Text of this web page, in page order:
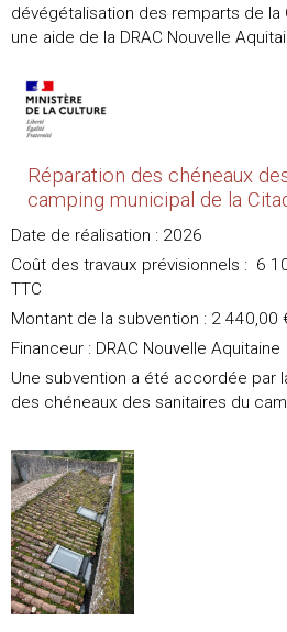
dévégétalisation des remparts de la
une aide de la DRAC Nouvelle
Réparation des chéneaux
camping municipal de la
Date de réalisation : 2026
Coût des travaux prévisionnels : 6
TTC
Montant de la subvention : 2 440,00
Financeur : DRAC Nouvelle Aquitaine
Une subvention a été accordée par
des chéneaux des sanitaires du